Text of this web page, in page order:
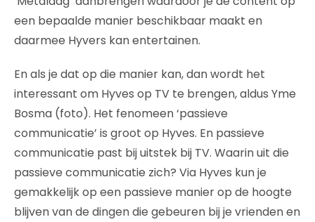
een bepaalde manier beschikbaar maakt en
daarmee Hyvers kan entertainen.
En als je dat op die manier kan, dan wordt het
interessant om Hyves op TV te brengen, aldus Yme
Bosma (foto). Het fenomeen ‘passieve
communicatie’ is groot op Hyves. En passieve
communicatie past bij uitstek bij TV. Waarin uit die
passieve communicatie zich? Via Hyves kun je
gemakkelijk op een passieve manier op de hoogte
blijven van de dingen die gebeuren bij je vrienden en